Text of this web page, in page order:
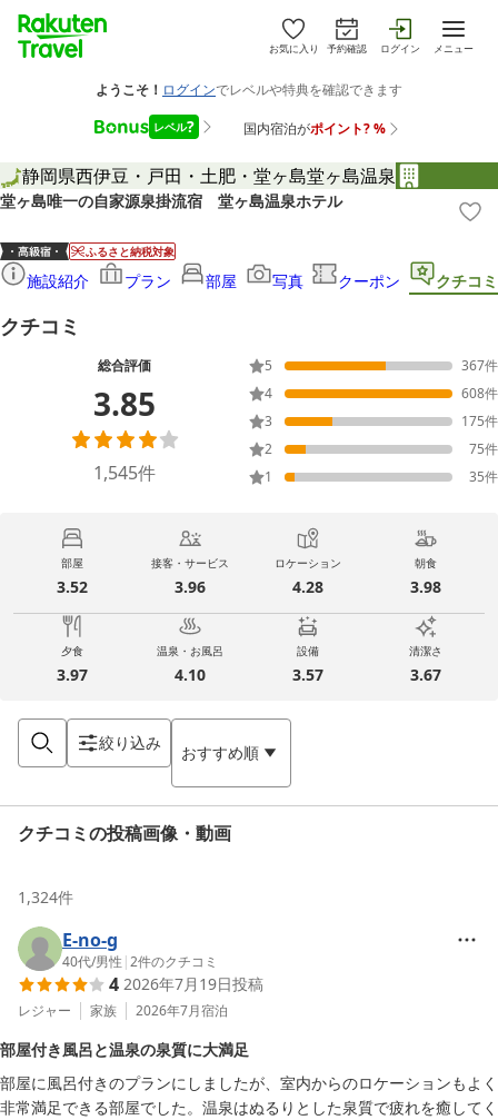
お気に入り 予約確認 ログイン メニュー
静岡県西伊豆・戸田・土肥・堂ヶ島堂ヶ島温泉
堂ヶ島唯一の自家源泉掛流宿 堂ヶ島温泉ホテル
ふるさと納税対象
施設紹介 プラン 部屋 写真 クーポン クチコミ
クチコミ
総合評価
3.85
1,545件
5 367件
4
608件
3
175件
2
75件
1
35件
部屋
3.52
接客・サービス
3.96
ロケーション
4.28
朝食
3.98
夕食
3.97
温泉・お風呂
4.10
設備
3.57
清潔さ
3.67
絞り込み おすすめ順
クチコミの投稿画像・動画
1,324件
E-no-g
40代/男性 |2件のクチコミ
4 2026年7月19日投稿
レジャー 家族 2026年7月宿泊
部屋付き風呂と温泉の泉質に大満足
部屋に風呂付きのプランにしましたが、室内からのロケーションもよく
非常満足できる部屋でした。温泉はぬるりとした泉質で疲れを癒してく